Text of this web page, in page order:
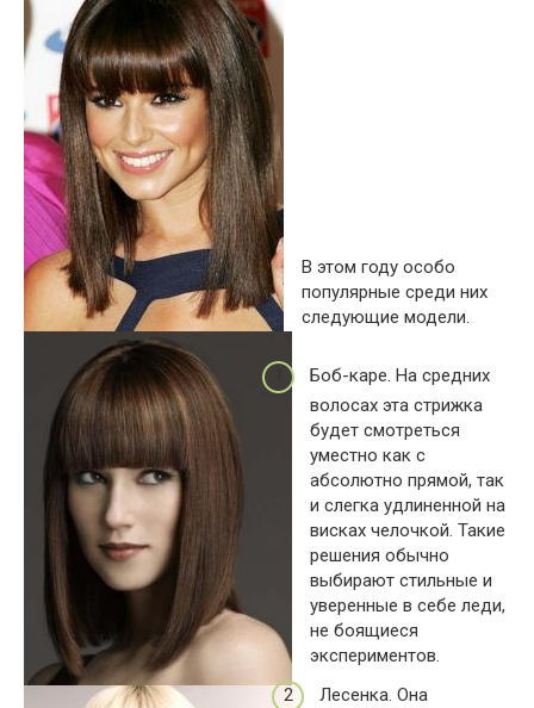
В этом году особо
популярные среди них
следующие модели.
Боб-каре. На средних
волосах эта стрижка
будет смотреться
уместно как с
абсолютно прямой, так
и слегка удлиненной на
висках челочкой. Такие
решения обычно
выбирают стильные и
уверенные в себе леди,
не боящиеся
экспериментов.
Лесенка. Она